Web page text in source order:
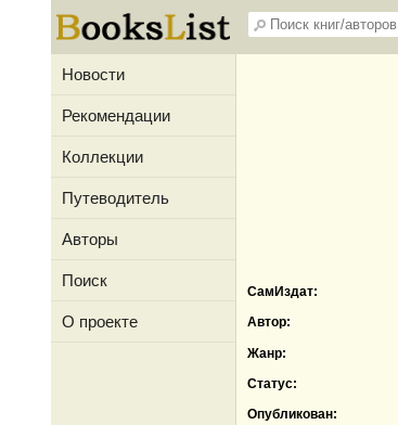
Новости
Рекомендации
Коллекции
Путеводитель
Авторы
Поиск
О проекте
СамИздат:
Автор:
Жанр:
Статус:
Опубликован: